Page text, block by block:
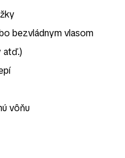
bezvládnym vlasom
atď.)
vôňu